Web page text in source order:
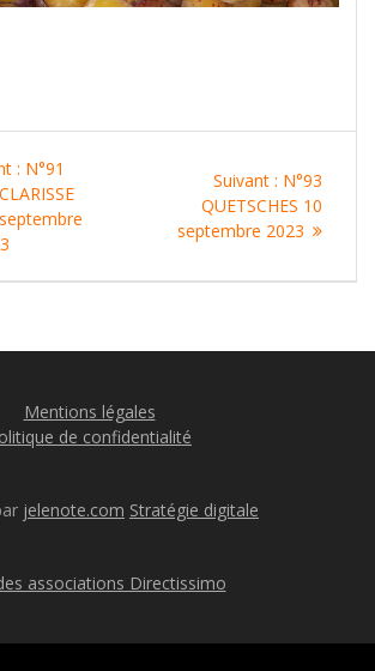
: Article
précédent
:
N°91
Suivant : Article
suivant
:
N°93
QUETSCHES 10
septembre 2023
Mentions légales
de confidentialité
jelenote.com Stratégie digitale
associations Directissimo